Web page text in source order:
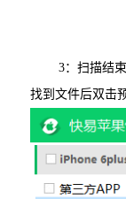
3：扫描结束后
找到文件后双击